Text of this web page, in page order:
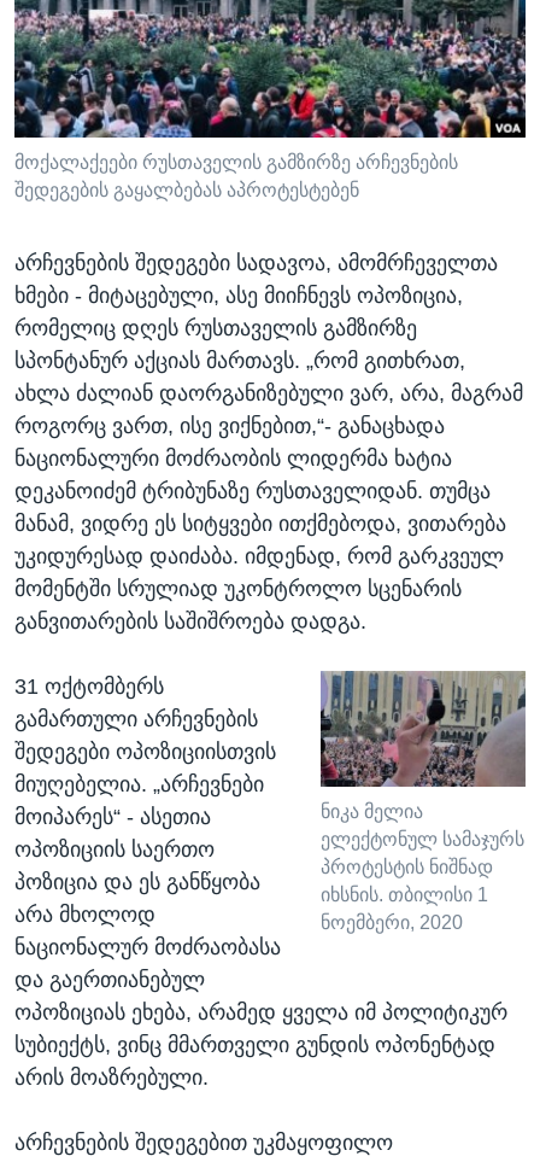
ᲡᲢᲣᲓᲘᲐ ᲕᲐᲨᲘᲜᲒᲢᲝᲜᲘ
ᲔᲙᲝᲜᲝᲛᲘᲙᲐ
ᲯᲐᲜᲛᲠᲗᲔᲚᲝᲑᲐ
ᲛᲔᲪᲜᲘᲔᲠᲔᲑᲐ
ᲘᲜᲢᲔᲠᲕᲘᲣ
ᲙᲣᲚᲢᲣᲠᲐ
ᲓᲔᲖᲘᲜᲤᲝᲠᲛᲐᲪᲘᲐ
Learning English
ᲗᲕᲐᲚᲘ ᲒᲕᲐᲓᲔᲕᲜᲔᲗ
მოქალაქეები რუსთაველის გამზირზე არჩევნების
შედეგების გაყალბებას აპროტესტებენ
არჩევნების შედეგები სადავოა, ამომრჩეველთა
ხმები - მიტაცებული, ასე მიიჩნევს ოპოზიცია,
რომელიც დღეს რუსთაველის გამზირზე
სპონტანურ აქციას მართავს. „რომ გითხრათ,
ახლა ძალიან დაორგანიზებული ვარ, არა, მაგრამ
როგორც ვართ, ისე ვიქნებით,“- განაცხადა
ნაციონალური მოძრაობის ლიდერმა ხატია
დეკანოიძემ ტრიბუნაზე რუსთაველიდან. თუმცა
მანამ, ვიდრე ეს სიტყვები ითქმებოდა, ვითარება
უკიდურესად დაიძაბა. იმდენად, რომ გარკვეულ
მომენტში სრულიად უკონტროლო სცენარის
განვითარების საშიშროება დადგა.
ნიკა მელია
ელექტონულ სამაჯურს
პროტესტის ნიშნად
იხსნის. თბილისი 1
ნოემბერი, 2020
31 ოქტომბერს
გამართული არჩევნების
შედეგები ოპოზიციისთვის
მიუღებელია. „არჩევნები
მოიპარეს“ - ასეთია
ოპოზიციის საერთო
პოზიცია და ეს განწყობა
არა მხოლოდ
ნაციონალურ მოძრაობასა
და გაერთიანებულ
ოპოზიციას ეხება, არამედ ყველა იმ პოლიტიკურ
სუბიექტს, ვინც მმართველი გუნდის ოპონენტად
არის მოაზრებული.
არჩევნების შედეგებით უკმაყოფილო